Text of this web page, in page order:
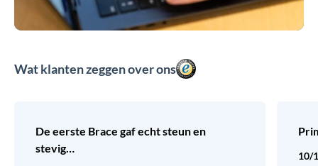
Wat klanten zeggen over ons
De eerste Brace gaf echt steun en
stevig…
10/